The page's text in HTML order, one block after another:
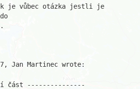
vůbec otázka jestli je
část ---------------